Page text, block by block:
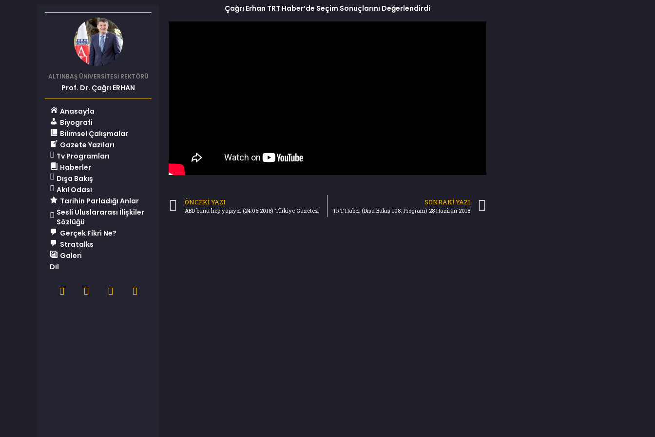
ALTINBAŞ ÜNİVERSİTESİ REKTÖRÜ
Prof. Dr. Çağrı ERHAN
Anasayfa
Biyografi
Bilimsel Çalışmalar
Gazete Yazıları
Tv Programları
Haberler
Dışa Bakış
Akıl Odası
Tarihin Parladığı Anlar
Sesli Uluslararası İlişkiler
Sözlüğü
Gerçek Fikri Ne?
Stratalks
Galeri
Dil
Çağrı Erhan TRT Haber’de Seçim Sonuçlarını Değerlendirdi
ÖNCEKI YAZI
ABD bunu hep yapıyor (24.06.2018) Türkiye Gazetesi
SONRAKI YAZI
TRT Haber (Dışa Bakış 108. Program) 28 Haziran 2018